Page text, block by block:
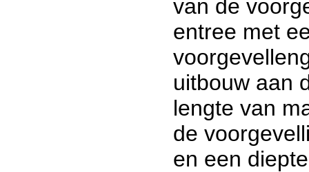
van de
entree met
uitbouw aan
lengte van
de
en een